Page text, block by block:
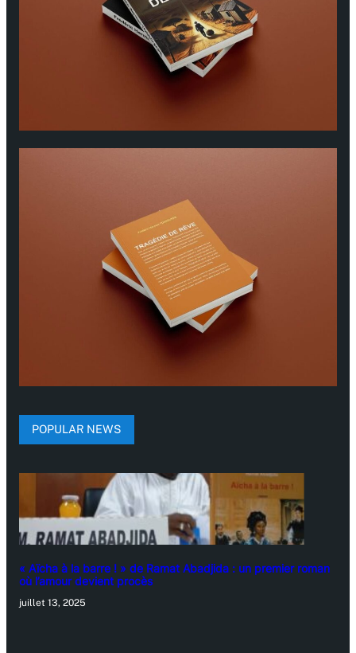
POPULAR NEWS
« Aïcha à la barre ! » de Ramat Abadjida : un premier roman
où l’amour devient procès
juillet 13, 2025